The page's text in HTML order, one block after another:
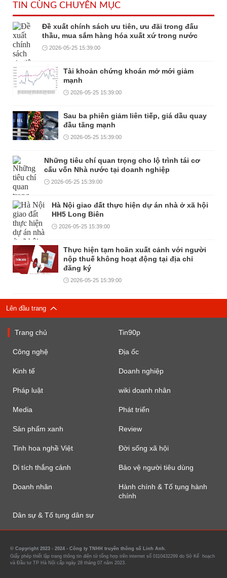
TIN CÙNG CHUYÊN MỤC
Đề xuất chính sách ưu tiên, ưu đãi trong đấu
thầu, mua sắm hàng hóa xuất xứ trong nước
2026-05-25 15:39:00
Tài khoản chứng khoán mở mới giảm
mạnh
2026-05-25 15:39:00
Sau ba phiên giảm liên tiếp, giá dầu quay
đầu tăng mạnh
2026-05-25 15:39:00
Những tiêu chí quan trọng cho lộ trình tái cơ
cấu vốn Nhà nước tại doanh nghiệp
2026-05-25 15:39:00
Hà Nội giao đất thực hiện dự án nhà ở xã hội
HH5 Long Biên
2026-05-25 15:39:00
Thực hiện tạm hoãn xuất cảnh với người
nộp thuế không hoạt động tại địa chỉ
đăng ký
2026-05-25 15:39:00
Lên đầu trang
Trang chủ Tin90p
Công nghệ Địa ốc
Kinh tế Doanh nghiệp
Pháp luật wiki doanh nhân
Media Phát triển
Sản phẩm xanh Review
Tinh hoa nghề Việt Đời sống xã hội
Di tích thắng cảnh Bảo vệ người tiêu dùng
Doanh nhân
Hành chính & Tố tụng hành
chính
Dân sự & Tố tụng dân sự
© Copyright 2023 - 2024 - Công ty TNHH truyền thông số Linh Anh.
Giấy phép thiết lập trang thông tin điện tử tổng hợp trên internet số 0110432299 do Sở Kế hoạch
và Đầu tư TP Hà Nội cấp ngày 28 tháng 07 năm 2023.